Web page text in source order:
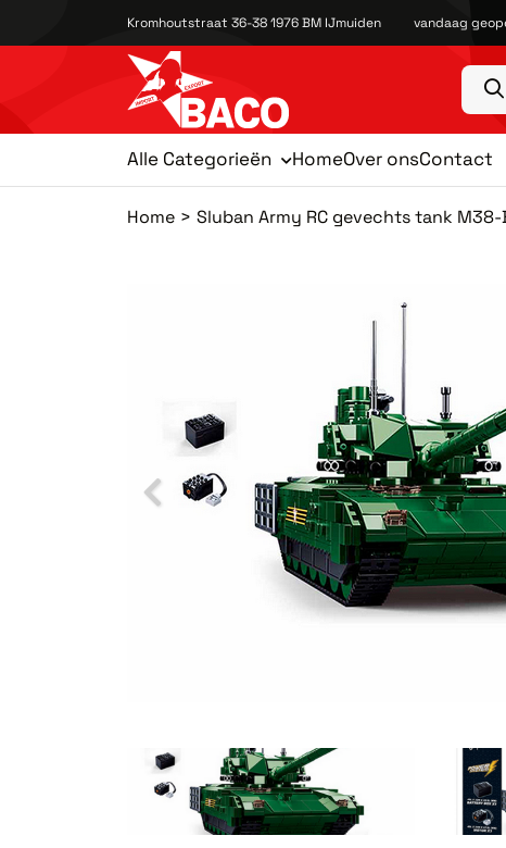
Kromhoutstraat 36-38 1976 BM IJmuiden vandaag
Alle Categorieën HomeOver onsContact
Home Sluban Army RC gevechts tank